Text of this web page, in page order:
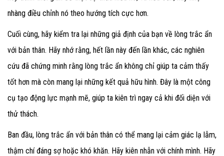
nhàng điều chỉnh nó theo hướng tích cực hơn.
Cuối cùng, hãy kiểm tra lại những giả định của bạn về lòng trắc ẩn
với bản thân. Hãy nhớ rằng, hết lần này đến lần khác, các nghiên
cứu đã chứng minh rằng lòng trắc ẩn không chỉ giúp ta cảm thấy
tốt hơn mà còn mang lại những kết quả hữu hình. Đây là một công
cụ tạo động lực mạnh mẽ, giúp ta kiên trì ngay cả khi đối diện với
thử thách.
Ban đầu, lòng trắc ẩn với bản thân có thể mang lại cảm giác lạ lẫm,
thậm chí đáng sợ hoặc khó khăn. Hãy kiên nhẫn với chính mình. Hãy